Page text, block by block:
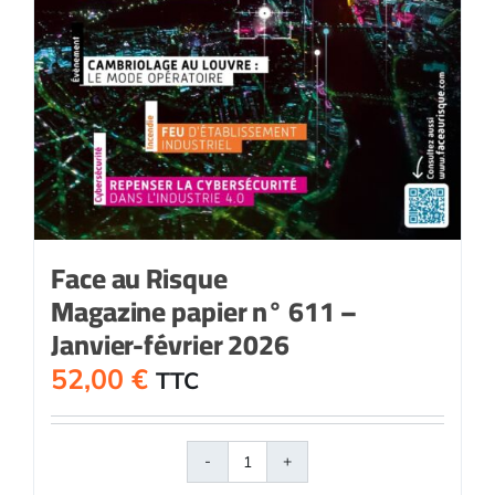
Face au Risque
Magazine papier n° 611 –
Janvier-février 2026
52,00 € TTC
quantité